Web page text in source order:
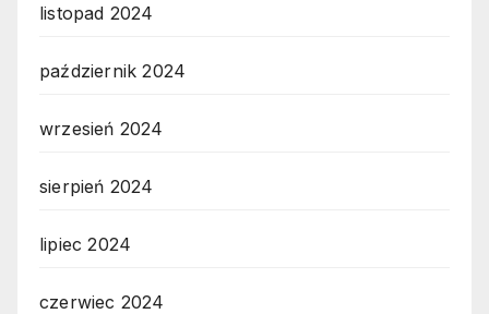
listopad 2024
październik 2024
wrzesień 2024
sierpień 2024
lipiec 2024
czerwiec 2024